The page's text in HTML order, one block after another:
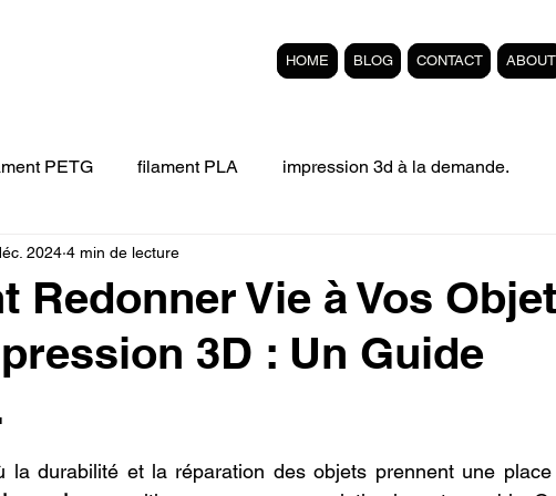
HOME BLOG CONTACT ABOUT
PETG filament PLA impression 3d à la demande.
Filament 3D FLEXIBLE
3D. Formation éligible au CPF Impressio
Redonner Vie à Vos
3D : Un Guide
2024 4 min de lecture
5.